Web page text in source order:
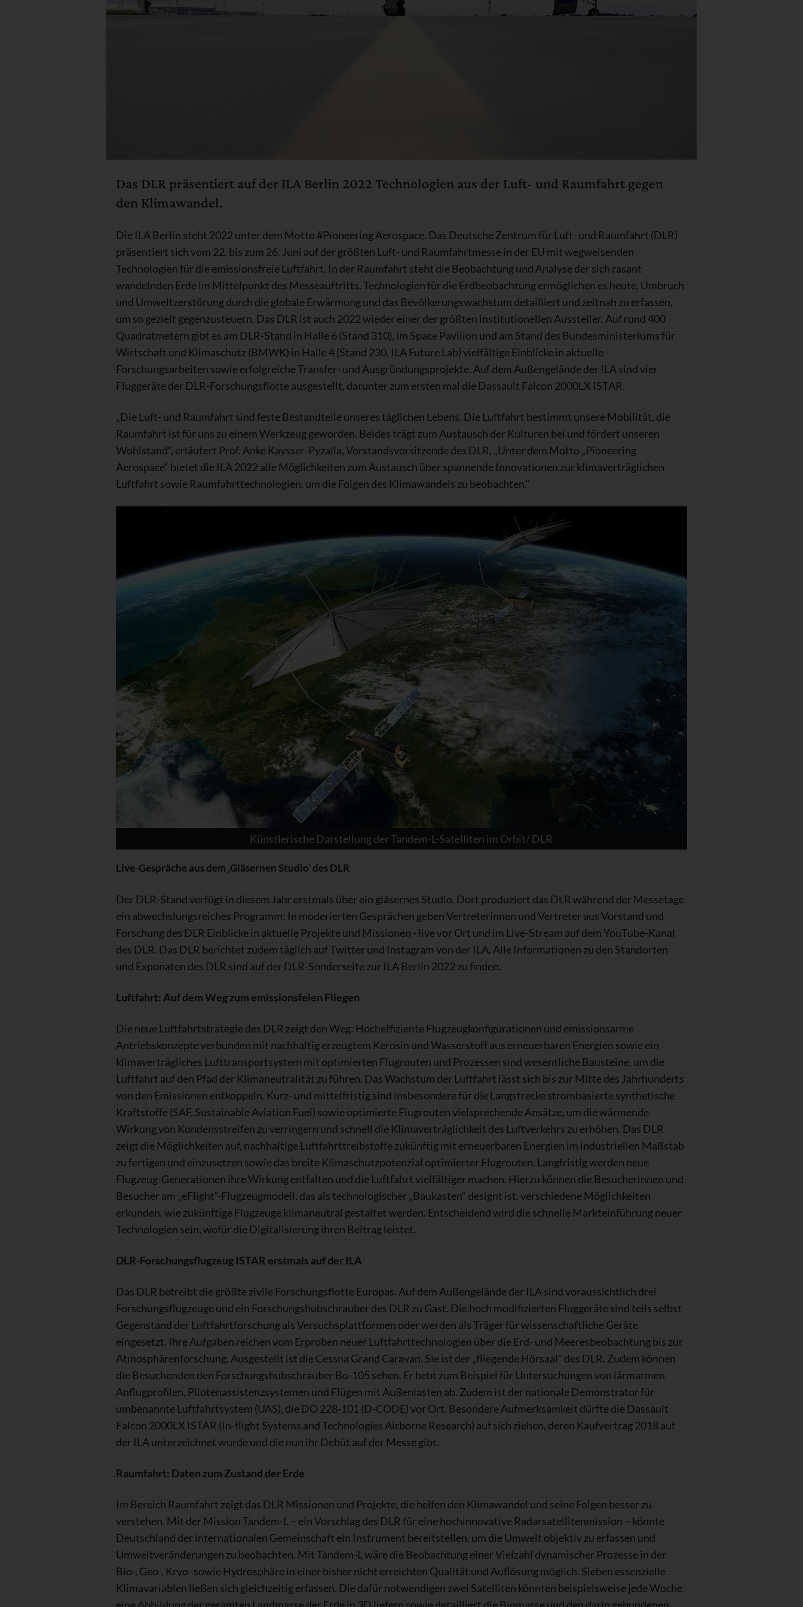
Das DLR präsentiert auf der ILA Berlin 2022 Technologien aus der Luft- und Raumfahrt gegen
den Klimawandel.
Die ILA Berlin steht 2022 unter dem Motto #Pioneering Aerospace. Das Deutsche Zentrum für Luft- und Raumfahrt (DLR)
präsentiert sich vom 22. bis zum 26. Juni auf der größten Luft- und Raumfahrtmesse in der EU mit wegweisenden
Technologien für die emissionsfreie Luftfahrt. In der Raumfahrt steht die Beobachtung und Analyse der sich rasant
wandelnden Erde im Mittelpunkt des Messeauftritts. Technologien für die Erdbeobachtung ermöglichen es heute, Umbruch
und Umweltzerstörung durch die globale Erwärmung und das Bevölkerungswachstum detailliert und zeitnah zu erfassen,
um so gezielt gegenzusteuern. Das DLR ist auch 2022 wieder einer der größten institutionellen Aussteller. Auf rund 400
Quadratmetern gibt es am DLR-Stand in Halle 6 (Stand 310), im Space Pavilion und am Stand des Bundesministeriums für
Wirtschaft und Klimaschutz (BMWK) in Halle 4 (Stand 230, ILA Future Lab) vielfältige Einblicke in aktuelle
Forschungsarbeiten sowie erfolgreiche Transfer- und Ausgründungsprojekte. Auf dem Außengelände der ILA sind vier
Fluggeräte der DLR-Forschungsflotte ausgestellt, darunter zum ersten mal die Dassault Falcon 2000LX ISTAR.
„Die Luft- und Raumfahrt sind feste Bestandteile unseres täglichen Lebens. Die Luftfahrt bestimmt unsere Mobilität, die
Raumfahrt ist für uns zu einem Werkzeug geworden. Beides trägt zum Austausch der Kulturen bei und fördert unseren
Wohlstand“, erläutert Prof. Anke Kaysser-Pyzalla, Vorstandsvorsitzende des DLR, „Unter dem Motto „Pioneering
Aerospace“ bietet die ILA 2022 alle Möglichkeiten zum Austausch über spannende Innovationen zur klimaverträglichen
Luftfahrt sowie Raumfahrttechnologien, um die Folgen des Klimawandels zu beobachten.“
Künstlerische Darstellung der Tandem-L-Satelliten im Orbit/ DLR
Live-Gespräche aus dem ‚Gläsernen Studio‘ des DLR
Der DLR-Stand verfügt in diesem Jahr erstmals über ein gläsernes Studio. Dort produziert das DLR während der Messetage
ein abwechslungsreiches Programm: In moderierten Gesprächen geben Vertreterinnen und Vertreter aus Vorstand und
Forschung des DLR Einblicke in aktuelle Projekte und Missionen - live vor Ort und im Live-Stream auf dem YouTube-Kanal
des DLR. Das DLR berichtet zudem täglich auf Twitter und Instagram von der ILA. Alle Informationen zu den Standorten
und Exponaten des DLR sind auf der DLR-Sonderseite zur ILA Berlin 2022 zu finden.
Luftfahrt: Auf dem Weg zum emissionsfeien Fliegen
Die neue Luftfahrtstrategie des DLR zeigt den Weg: Hocheffiziente Flugzeugkonfigurationen und emissionsarme
Antriebskonzepte verbunden mit nachhaltig erzeugtem Kerosin und Wasserstoff aus erneuerbaren Energien sowie ein
klimaverträgliches Lufttransportsystem mit optimierten Flugrouten und Prozessen sind wesentliche Bausteine, um die
Luftfahrt auf den Pfad der Klimaneutralität zu führen. Das Wachstum der Luftfahrt lässt sich bis zur Mitte des Jahrhunderts
von den Emissionen entkoppeln. Kurz- und mittelfristig sind insbesondere für die Langstrecke strombasierte synthetische
Kraftstoffe (SAF, Sustainable Aviation Fuel) sowie optimierte Flugrouten vielsprechende Ansätze, um die wärmende
Wirkung von Kondensstreifen zu verringern und schnell die Klimaverträglichkeit des Luftverkehrs zu erhöhen. Das DLR
zeigt die Möglichkeiten auf, nachhaltige Luftfahrttreibstoffe zukünftig mit erneuerbaren Energien im industriellen Maßstab
zu fertigen und einzusetzen sowie das breite Klimaschutzpotenzial optimierter Flugrouten. Langfristig werden neue
Flugzeug-Generationen ihre Wirkung entfalten und die Luftfahrt vielfältiger machen. Hierzu können die Besucherinnen und
Besucher am „eFlight“-Flugzeugmodell, das als technologischer „Baukasten“ designt ist, verschiedene Möglichkeiten
erkunden, wie zukünftige Flugzeuge klimaneutral gestaltet werden. Entscheidend wird die schnelle Markteinführung neuer
Technologien sein, wofür die Digitalisierung ihren Beitrag leistet.
DLR-Forschungsflugzeug ISTAR erstmals auf der ILA
Das DLR betreibt die größte zivile Forschungsflotte Europas. Auf dem Außengelände der ILA sind voraussichtlich drei
Forschungsflugzeuge und ein Forschungshubschrauber des DLR zu Gast. Die hoch modifizierten Fluggeräte sind teils selbst
Gegenstand der Luftfahrtforschung als Versuchsplattformen oder werden als Träger für wissenschaftliche Geräte
eingesetzt. Ihre Aufgaben reichen vom Erproben neuer Luftfahrttechnologien über die Erd- und Meeresbeobachtung bis zur
Atmosphärenforschung. Ausgestellt ist die Cessna Grand Caravan. Sie ist der „fliegende Hörsaal" des DLR. Zudem können
die Besuchenden den Forschungshubschrauber Bo-105 sehen. Er hebt zum Beispiel für Untersuchungen von lärmarmen
Anflugprofilen, Pilotenassistenzsystemen und Flügen mit Außenlasten ab. Zudem ist der nationale Demonstrator für
umbenannte Luftfahrtsystem (UAS), die DO 228-101 (D-CODE) vor Ort. Besondere Aufmerksamkeit dürfte die Dassault
Falcon 2000LX ISTAR (In-flight Systems and Technologies Airborne Research) auf sich ziehen, deren Kaufvertrag 2018 auf
der ILA unterzeichnet wurde und die nun ihr Debüt auf der Messe gibt.
Raumfahrt: Daten zum Zustand der Erde
Im Bereich Raumfahrt zeigt das DLR Missionen und Projekte, die helfen den Klimawandel und seine Folgen besser zu
verstehen. Mit der Mission Tandem-L – ein Vorschlag des DLR für eine hochinnovative Radarsatellitenmission – könnte
Deutschland der internationalen Gemeinschaft ein Instrument bereitstellen, um die Umwelt objektiv zu erfassen und
Umweltveränderungen zu beobachten. Mit Tandem-L wäre die Beobachtung einer Vielzahl dynamischer Prozesse in der
Bio-, Geo-, Kryo- sowie Hydrosphäre in einer bisher nicht erreichten Qualität und Auflösung möglich. Sieben essenzielle
Klimavariablen ließen sich gleichzeitig erfassen. Die dafür notwendigen zwei Satelliten könnten beispielsweise jede Woche